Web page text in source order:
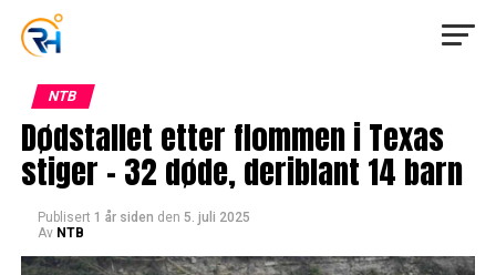
NTB
Dødstallet etter flommen i Texas
stiger – 32 døde, deriblant 14 barn
Publisert 1 år siden den 5. juli 2025
Av NTB